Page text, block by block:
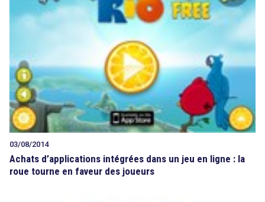
03/08/2014
Achats d’applications intégrées dans un jeu en ligne : la
roue tourne en faveur des joueurs